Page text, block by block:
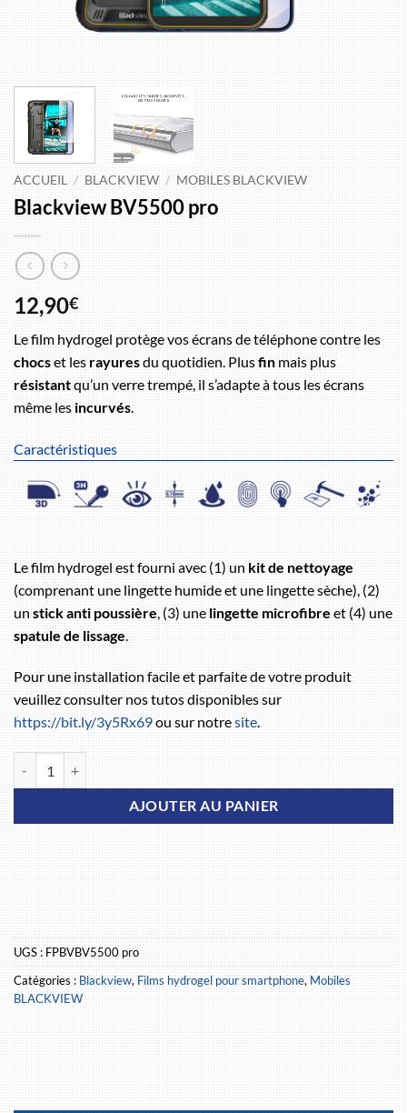
ACCUEIL / BLACKVIEW / MOBILES BLACKVIEW
Blackview BV5500 pro
12,90€
Le film hydrogel protège vos écrans de téléphone contre les
chocset lesrayuresdu quotidien. Plusfinmais plus
résistantqu’un verre trempé, il s’adapte à tous les écrans
même lesincurvés.
Caractéristiques
Le film hydrogel est fourni avec (1) unkit de nettoyage
(comprenant une lingette humide et une lingette sèche), (2)
unstick anti poussière, (3) unelingette microfibreet (4) une
spatule de lissage.
Pour une installation facile et parfaite de votre produit
veuillez consulter nos tutos disponibles sur
https://bit.ly/3y5Rx69ou sur notresite.
quantité de Blackview BV5500 pro
AJOUTER AU PANIER
UGS :FPBVBV5500 pro
Catégories :Blackview,Films hydrogel pour smartphone,Mobiles
BLACKVIEW